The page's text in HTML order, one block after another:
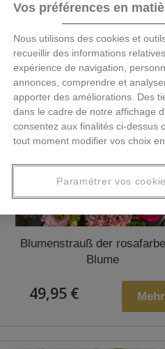
Blumenstrauß der
Blume
49,95 € Mehr
Vos préférences en
Nous utilisons des cookies et
recueillir des informations
expérience de navigation,
annonces, comprendre et
apporter des améliorations. Des
dans le cadre de notre affichage
consentez aux finalités ci-dessus
tout moment modifier vos choix
Paramétrer vos